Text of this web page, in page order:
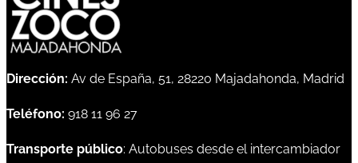
Dirección: Av de España, 51, 28220 Majadahonda, Madrid
Teléfono: 918 11 96 27
Transporte público: Autobuses desde el intercambiador